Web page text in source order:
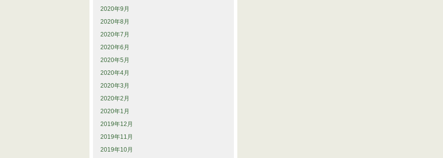
2020年9月
2020年8月
2020年7月
2020年6月
2020年5月
2020年4月
2020年3月
2020年2月
2020年1月
2019年12月
2019年11月
2019年10月